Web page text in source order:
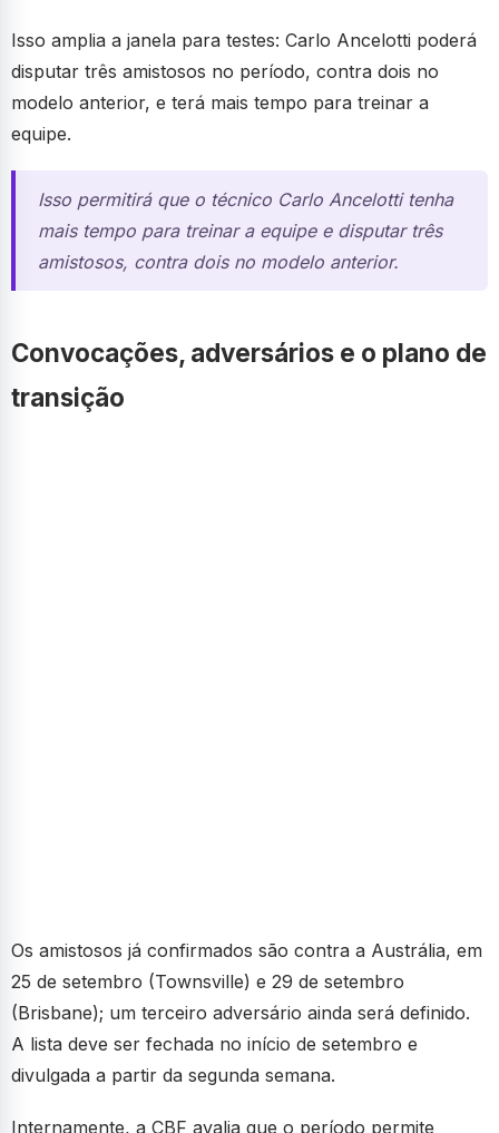
Isso amplia a janela para testes: Carlo Ancelotti poderá
disputar três amistosos no período, contra dois no
modelo anterior, e terá mais tempo para treinar a
equipe.
Isso permitirá que o técnico Carlo Ancelotti tenha
mais tempo para treinar a equipe e disputar três
amistosos, contra dois no modelo anterior.
Convocações, adversários e o plano de
transição
Os amistosos já confirmados são contra a Austrália, em
25 de setembro (Townsville) e 29 de setembro
(Brisbane); um terceiro adversário ainda será definido.
A lista deve ser fechada no início de setembro e
divulgada a partir da segunda semana.
Internamente, a CBF avalia que o período permite